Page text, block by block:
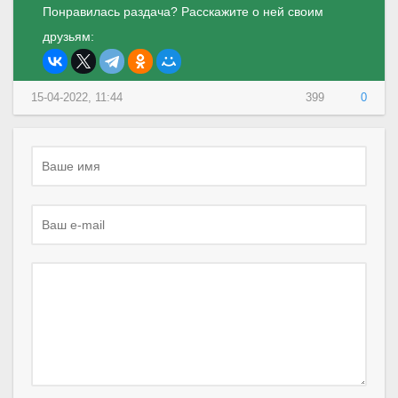
Понравилась раздача? Расскажите о ней своим
друзьям:
399 0
15-04-2022, 11:44